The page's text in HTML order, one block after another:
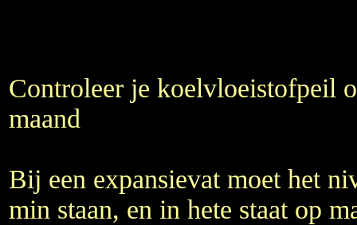
Controleer je koelvloeistofpeil
maand
Bij een expansievat moet het
min staan, en in hete staat op